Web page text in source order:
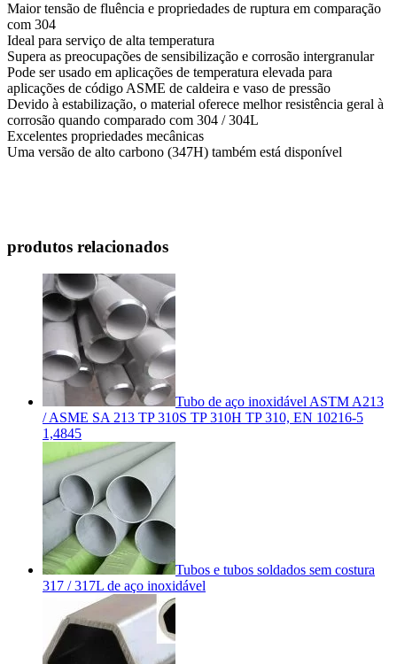
Maior tensão de fluência e propriedades de ruptura em comparação
com 304
Ideal para serviço de alta temperatura
Supera as preocupações de sensibilização e corrosão intergranular
Pode ser usado em aplicações de temperatura elevada para
aplicações de código ASME de caldeira e vaso de pressão
Devido à estabilização, o material oferece melhor resistência geral à
corrosão quando comparado com 304 / 304L
Excelentes propriedades mecânicas
Uma versão de alto carbono (347H) também está disponível
produtos relacionados
Tubo de aço inoxidável ASTM A213
/ ASME SA 213 TP 310S TP 310H TP 310, EN 10216-5
1,4845
Tubos e tubos soldados sem costura
317 / 317L de aço inoxidável